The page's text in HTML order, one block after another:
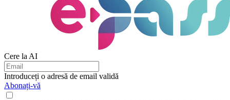
Cere la AI
Introduceți o adresă de email validă
Abonați-vă